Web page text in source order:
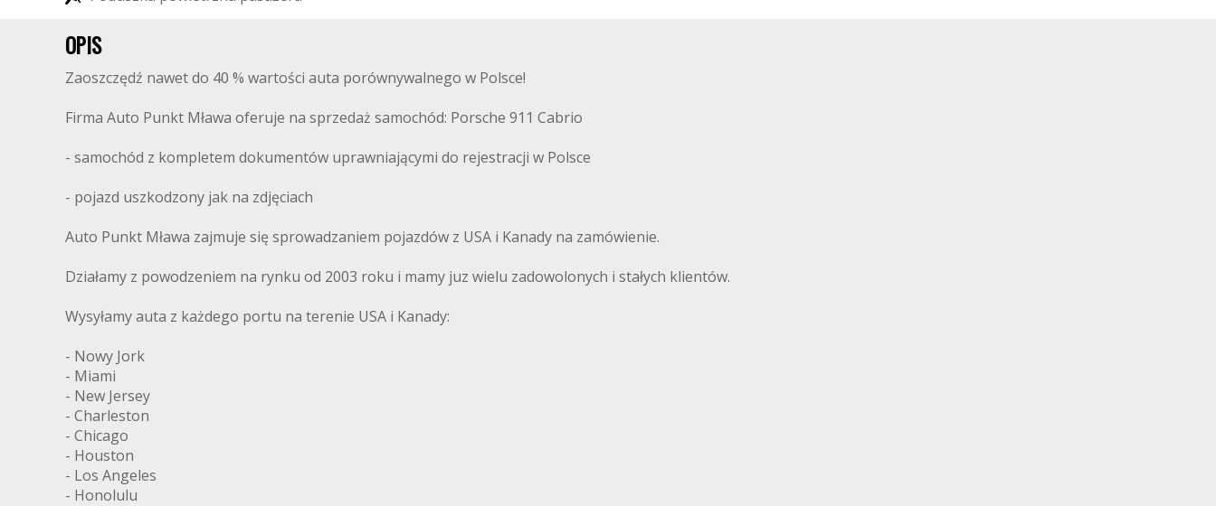
OPIS
Zaoszczędź nawet do 40 % wartości auta porównywalnego w Polsce!
Firma Auto Punkt Mława oferuje na sprzedaż samochód: Porsche 911 Cabrio
- samochód z kompletem dokumentów uprawniającymi do rejestracji w Polsce
- pojazd uszkodzony jak na zdjęciach
Auto Punkt Mława zajmuje się sprowadzaniem pojazdów z USA i Kanady na zamówienie.
Działamy z powodzeniem na rynku od 2003 roku i mamy juz wielu zadowolonych i stałych klientów.
Wysyłamy auta z każdego portu na terenie USA i Kanady:
- Nowy Jork
- Miami
- New Jersey
- Charleston
- Chicago
- Houston
- Los Angeles
- Honolulu